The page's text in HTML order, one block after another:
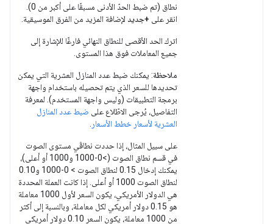
نطاق (تم ضبط الحدّ الأدنى مسبقًا على أكبر من 0).
انقر على +جديد لإضافة المزيد من الفرق الموسيقية.
اترك الحد الأقصى للنطاق النهائي فارغًا للإشارة إلى
جميع المعاملات فوق هذا المستوى.
ملاحظة: يمكنك ضبط عدد المنازل العشرية التي يمكن
تحديدها للسعر الذي يتم تحصيله باستخدام واجهة
برمجة التطبيقات (وليس واجهة المستخدم). لمعرفة
التفاصيل، يُرجى الاطّلاع على ضبط عدد المنازل
العشرية لأسعار خطط الأسعار
على سبيل المثال، إذا حددت نطاقَي مستوى الصوت
في قسم نطاق الصوت (>0-1000 و1000 أو أعلى)،
يمكنك إدخال 0.15 لنطاق الصوت > 0-1000 و0.10
لنطاق الصوت 1000 أو أعلى. إذا كانت العملة المحددة
هي الدولار الأمريكي، يكون السعر لأول 1000 معاملة
هو 0.15 دولار أمريكي لكل معاملة، وبالنسبة إلى أكثر
من 1000 معاملة، يكون السعر 0.10 دولار أمريكي